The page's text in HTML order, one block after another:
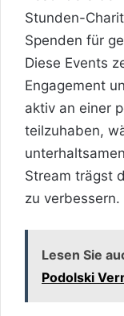
Stunden-
Spenden für
Diese Events
Engagement
aktiv an einer
teilzuhaben,
Stream trägst
zu verbessern.
Lesen Sie
Podolski